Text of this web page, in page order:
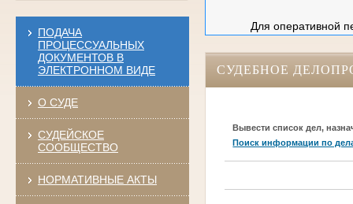
ПОДАЧА
ПРОЦЕССУАЛЬНЫХ
ДОКУМЕНТОВ В
ЭЛЕКТРОННОМ ВИДЕ
О СУДЕ
СУДЕЙСКОЕ
СООБЩЕСТВО
НОРМАТИВНЫЕ АКТЫ
Для оперативной
СУДЕБНОЕ
Вывести список дел,
Поиск информации по